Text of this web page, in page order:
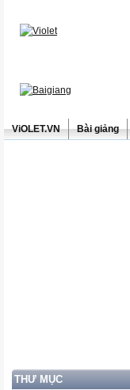
ViOLET.VN Bài giảng
THƯ MỤC